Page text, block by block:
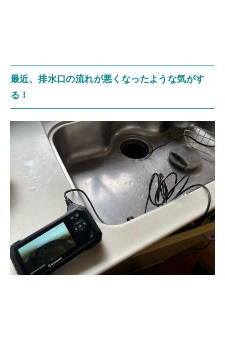
最近、排水口の流れが悪くなったような気がす
る！